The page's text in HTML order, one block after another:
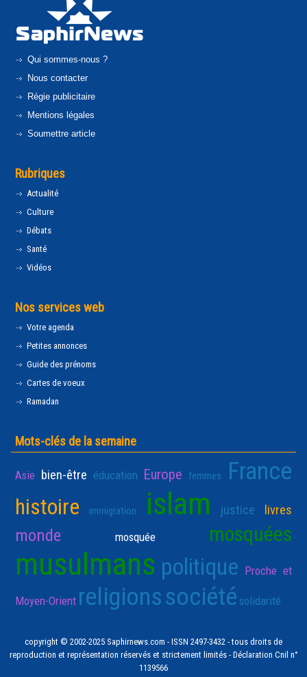
Qui sommes-nous ?
Nous contacter
Régie publicitaire
Mentions légales
Soumettre article
Rubriques
Actualité
Culture
Débats
Santé
Vidéos
Nos services web
Votre agenda
Petites annonces
Guide des prénoms
Cartes de voeux
Ramadan
Mots-clés de la semaine
Asie bien-être éducation Europe femmes France
histoire immigration islam justice livres
monde mosquée mosquées
musulmans politique Proche et
Moyen-Orient religionssociété solidarité
copyright © 2002-2025 Saphirnews.com - ISSN 2497-3432 - tous droits de
reproduction et représentation réservés et strictement limités - Déclaration Cnil n°
1139566